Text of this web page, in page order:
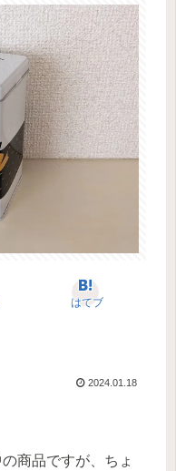
はてブ
2024.01.18
商品ですが、ちょ